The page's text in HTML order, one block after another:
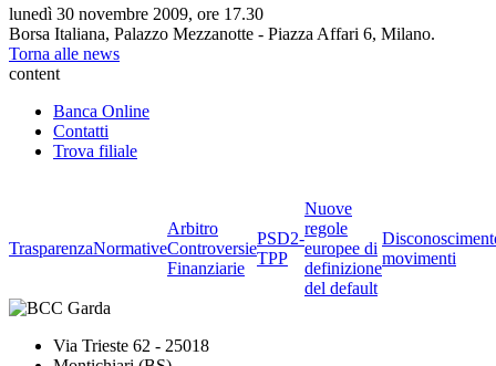
lunedì 30 novembre 2009, ore 17.30
Borsa Italiana, Palazzo Mezzanotte - Piazza Affari 6, Milano.
Torna alle news
content
Banca Online
Contatti
Trova filiale
TrasparenzaNormative
Arbitro
Controversie
Finanziarie
PSD2-
TPP
Nuove
regole
europee di
definizione
del default
movimenti
Via Trieste 62 - 25018